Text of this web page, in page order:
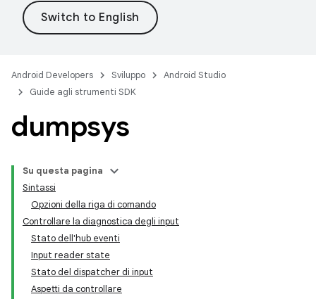
Android Developers Sviluppo
Android Studio
Guide agli strumenti SDK
dumpsys
Su questa pagina
Sintassi
Opzioni della riga di comando
Controllare la diagnostica degli input
Stato dell'hub eventi
Input reader state
Stato del dispatcher di input
Aspetti da controllare